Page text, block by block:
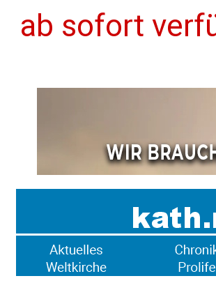
ab sofort